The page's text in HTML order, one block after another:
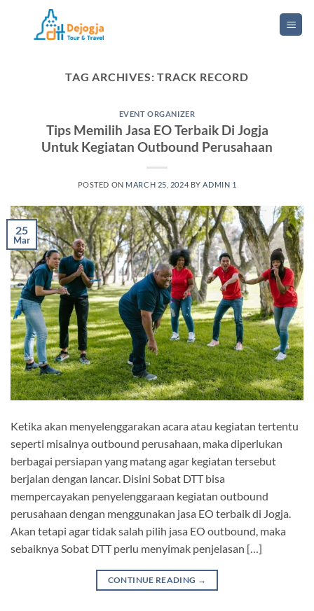
content
TAG ARCHIVES:TRACK RECORD
EVENT ORGANIZER
Tips Memilih Jasa EO Terbaik Di Jogja
Untuk Kegiatan Outbound Perusahaan
POSTED ON MARCH 25, 2024 BY ADMIN 1
25
Mar
Ketika akan menyelenggarakan acara atau kegiatan tertentu
seperti misalnya outbound perusahaan, maka diperlukan
berbagai persiapan yang matang agar kegiatan tersebut
berjalan dengan lancar. Disini Sobat DTT bisa
mempercayakan penyelenggaraan kegiatan outbound
perusahaan dengan menggunakan jasa EO terbaik di Jogja.
Akan tetapi agar tidak salah pilih jasa EO outbound, maka
sebaiknya Sobat DTT perlu menyimak penjelasan […]
CONTINUE READING →